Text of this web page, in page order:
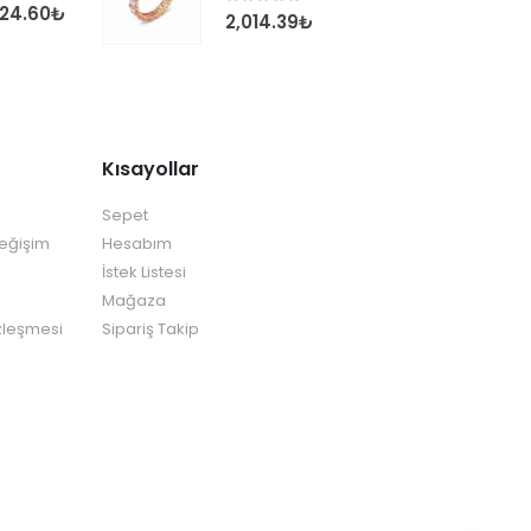
₺ 0 out of 5
2,014.39₺
Kısayollar
Sepet
Hesabım
İstek Listesi
Mağaza
Sipariş Takip